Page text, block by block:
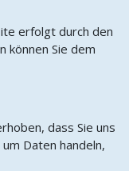
erfolgt durch den
können Sie dem
dass Sie uns
Daten handeln,